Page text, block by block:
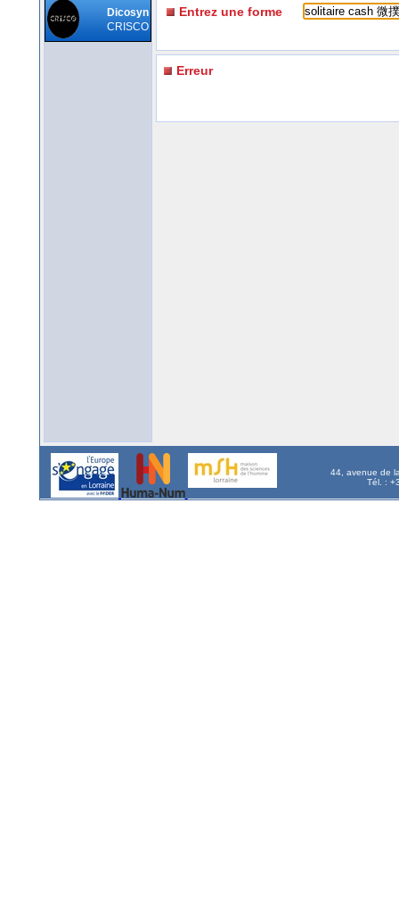
Dicosyn
CRISCO
Entrez une forme
Erreur
44, avenue de
Tél. :